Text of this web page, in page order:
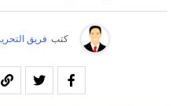
كتب فريق